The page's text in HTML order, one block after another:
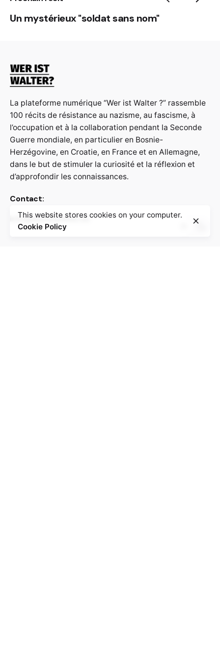
Un mystérieux "soldat sans nom"
La plateforme numérique “Wer ist Walter ?” rassemble
100 récits de résistance au nazisme, au fascisme, à
l’occupation et à la collaboration pendant la Seconde
Guerre mondiale, en particulier en Bosnie-
Herzégovine, en Croatie, en France et en Allemagne,
dans le but de stimuler la curiosité et la réflexion et
d’approfondir les connaissances.
Contact:
info@weristwalter.eu
This website stores cookies on your computer.
Cookie Policy